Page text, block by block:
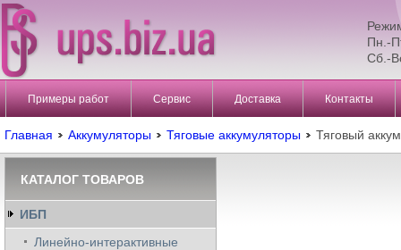
Пн.-
Сб.-
Примеры работ Сервис Доставка Контакты
Главная Аккумуляторы Тяговые аккумуляторы Тяговый
КАТАЛОГ ТОВАРОВ
ИБП
Линейно-интерактивные